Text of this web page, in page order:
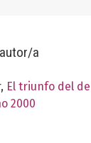
a
El triunfo del
2000